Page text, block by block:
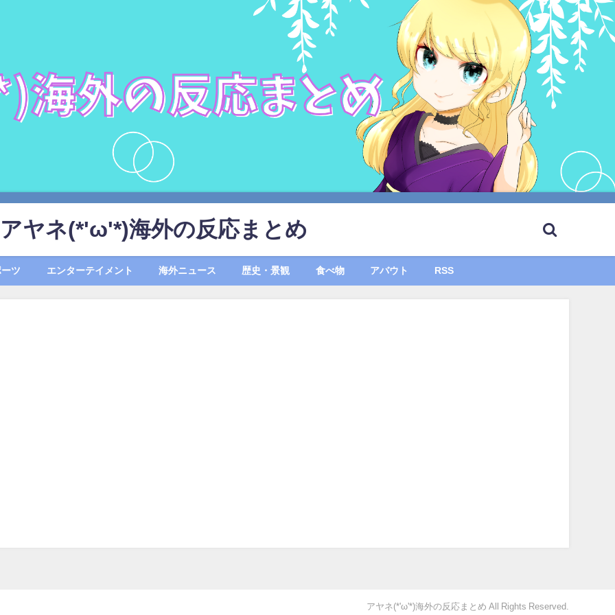
アヤネ(*'ω'*)海外の反応まとめ
ーツ エンターテイメント 海外ニュース 歴史・景観 食べ物 アバウト RSS
アヤネ(*'ω'*)海外の反応まとめ All Rights Reserved.